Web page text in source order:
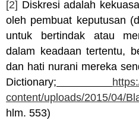
[2] Diskresi adalah
oleh pembuat keputusan
untuk bertindak atau
dalam keadaan tertentu,
dan hati nurani mereka
Dictionary;
content/uploads/2015/04/
hlm. 553)